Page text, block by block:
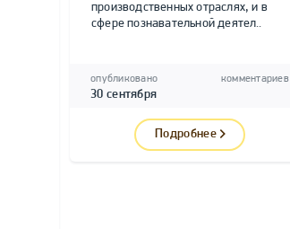
производственных отраслях, и в
сфере познавательной деятел..
опубликовано
30 сентября
комментариев
Подробнее